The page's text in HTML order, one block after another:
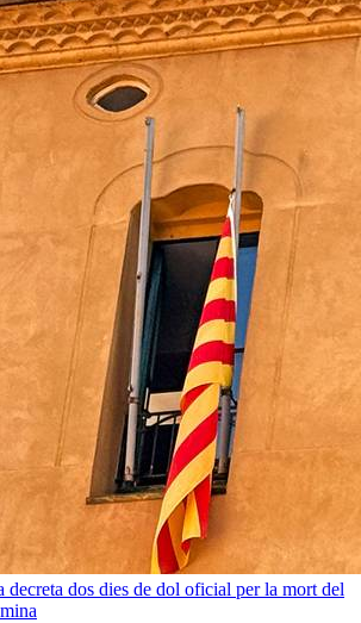
decreta dos dies de dol oficial per la mort del